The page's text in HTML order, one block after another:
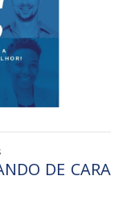
DE CARA